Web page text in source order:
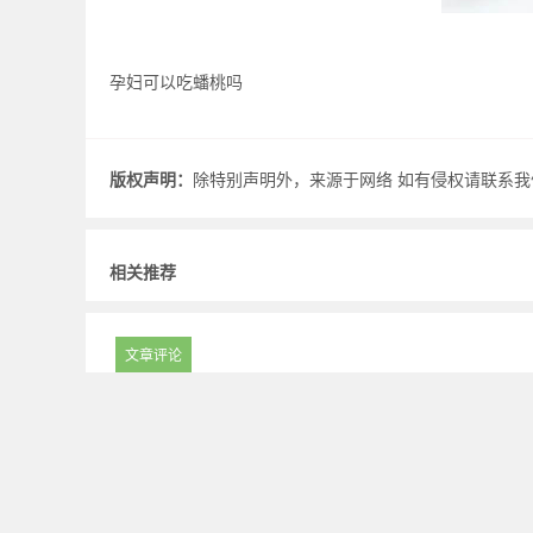
孕妇可以吃蟠桃吗
版权声明： 除特别声明外，来源于网络 如有侵权请联系
相关推荐
文章评论